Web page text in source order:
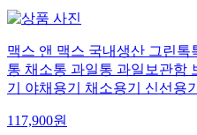
맥스 앤 맥스 국내생산 그린
통 채소통 과일통 과일보관함
기 야채용기 채소용기 신선용
117,900원